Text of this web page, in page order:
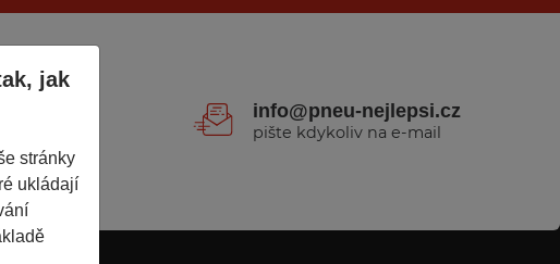
jak
stránky
ukládají
info@pneu-nejlepsi.cz
pište kdykoliv na e-mail